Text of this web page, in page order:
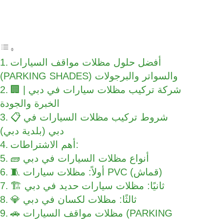
أفضل حلول مظلات مواقف السيارات
(PARKING SHADES) والسواتر والبرجولات
🏢 شركة تركيب مظلات سيارات في دبي |
الخبرة والجودة
📋 شروط تركيب مظلات السيارات في
دبي (بلدية دبي)
أهم الاشتراطات:
🧱 أنواع مظلات السيارات في دبي
🧵 أولاً: مظلات سيارات PVC (قماش)
🏗️ ثانيًا: مظلات سيارات حديد في دبي
💎 ثالثًا: مظلات لكسان في دبي
🚗 مظلات مواقف السيارات (PARKING